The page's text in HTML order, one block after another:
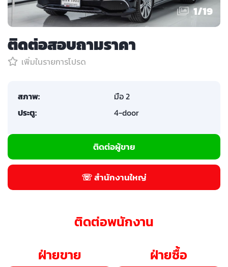
1/19
ติดต่อสอบถามราคา
เพิ่มในรายการโปรด
สภาพ:
มือ 2
ประตู:
4-door
ติดต่อผู้ขาย
☏ สำนักงานใหญ่
ติดต่อพนักงาน
ฝ่ายขาย
ฝ่ายซื้อ